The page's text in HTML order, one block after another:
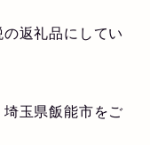
返礼品にしてい
玉県飯能市をご